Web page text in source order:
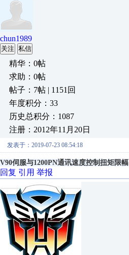
chun1989
关注 私信
精华：0帖
求助：0帖
帖子：7帖 | 1151回
年度积分：33
历史总积分：1087
注册：2012年11月20日
发表于：2019-07-23 08:54:18
V90伺服与1200PN通讯速度控制扭矩限幅
回复 引用 举报